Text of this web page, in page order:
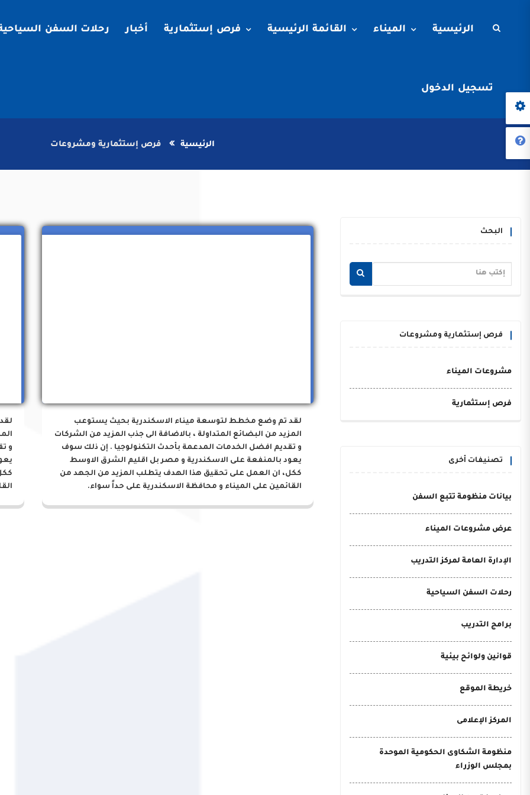
الرئيسية الميناء القائمة الرئيسية فرص إستثمارية أخبار رحلات السفن
تسجيل الدخول
الرئيسية فرص إستثمارية ومشروعات
البحث
فرص إستثمارية ومشروعات
مشروعات الميناء
فرص إستثمارية
تصنيفات أخرى
بيانات منظومة تتبع السفن
عرض مشروعات الميناء
الإدارة العامة لمركز التدريب
رحلات السفن السياحية
برامج التدريب
قوانين ولوائح بيئية
خريطة الموقع
المركز الإعلامى
منظومة الشكاوى الحكومية الموحدة
بمجلس الوزراء
لقد تم وضع مخطط لتوسعة ميناء الاسكندرية بحيث يستوعب
المزيد من البضائع المتداولة ، بالاضافة الى جذب المزيد من الشركات
و تقديم افضل الخدمات المدعمة بأحدث التكنولوجيا . إن ذلك سوف
يعود بالمنفعة على الاسكندرية و مصر بل اقليم الشرق الاوسط
ككل، ان العمل على تحقيق هذا الهدف يتطلب المزيد من الجهد من
القائمين على الميناء و محافظة الاسكندرية على حداً سواء.
و